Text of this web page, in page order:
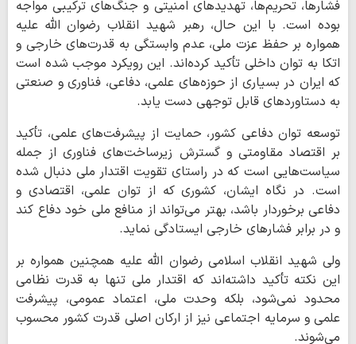
فشارها، تحریم‌ها، تهدیدهای امنیتی و جنگ‌های ترکیبی مواجه
بوده است. با این حال، رهبر شهید انقلاب رضوان الله علیه
همواره بر حفظ عزت ملی، عدم وابستگی به قدرت‌های خارجی و
اتکا به توان داخلی تأکید کرده‌اند. این رویکرد موجب شده است
که ایران در بسیاری از حوزه‌های علمی، دفاعی، فناوری و صنعتی
به دستاوردهای قابل توجهی دست یابد.
توسعه توان دفاعی کشور، حمایت از پیشرفت‌های علمی، تأکید
بر اقتصاد مقاومتی و گسترش زیرساخت‌های فناوری از جمله
سیاست‌هایی است که در راستای تقویت اقتدار ملی دنبال شده
است. در نگاه ایشان، کشوری که از توان علمی، اقتصادی و
دفاعی برخوردار باشد، بهتر می‌تواند از منافع ملی خود دفاع کند
و در برابر فشارهای خارجی ایستادگی نماید.
ولی شهید انقلاب اسلامی رضوان الله علیه همچنین همواره بر
این نکته تأکید داشته‌اند که اقتدار ملی تنها به قدرت نظامی
محدود نمی‌شود، بلکه وحدت ملی، اعتماد عمومی، پیشرفت
علمی و سرمایه اجتماعی نیز از ارکان اصلی قدرت کشور محسوب
می‌شوند.